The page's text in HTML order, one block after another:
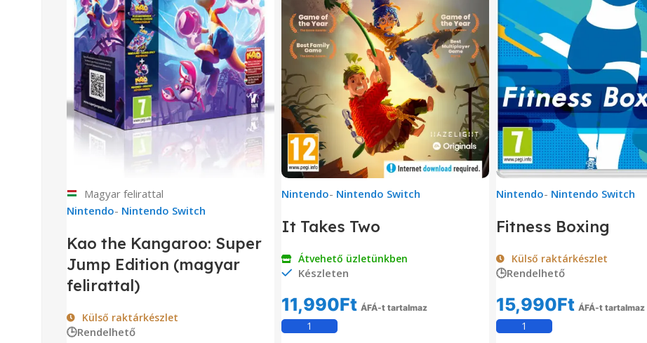
Magyar felirattal
Nintendo- Nintendo Switch
Kao the Kangaroo: Super
Jump Edition (magyar
felirattal)
Külső raktárkészlet
🕒Rendelhető
Nintendo- Nintendo Switch
It Takes Two
Átvehető üzletünkben
Készleten
11,990Ft ÁFÁ-t tartalmaz
Nintendo- Nintendo Switch
Fitness Boxing
Külső raktárkészlet
🕒Rendelhető
15,990Ft ÁFÁ-t tartalmaz